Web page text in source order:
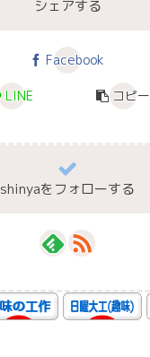
シェアする
Facebook
LINE コピー
shinyaをフォローする